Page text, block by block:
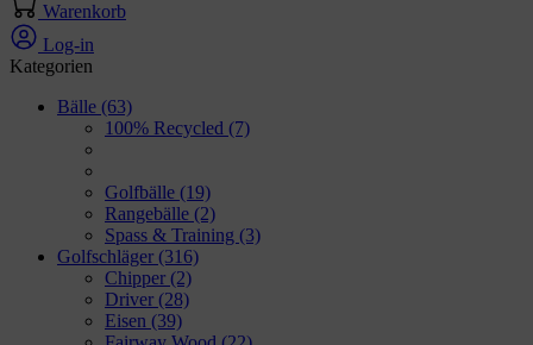
Warenkorb
Log-in
Kategorien
Bälle (63)
100% Recycled (7)
Golfbälle (19)
Rangebälle (2)
Spass & Training (3)
Golfschläger (316)
Chipper (2)
Driver (28)
Eisen (39)